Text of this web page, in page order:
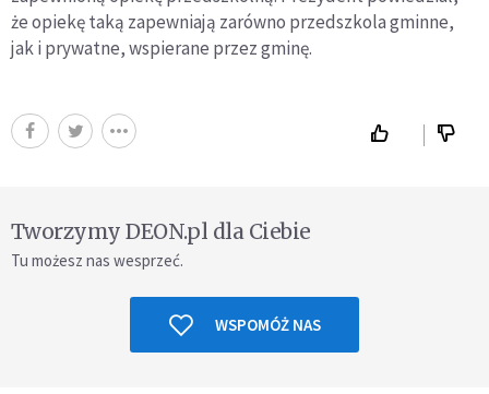
że opiekę taką zapewniają zarówno przedszkola gminne,
jak i prywatne, wspierane przez gminę.
Tworzymy DEON.pl dla Ciebie
Tu możesz nas wesprzeć.
WSPOMÓŻ NAS